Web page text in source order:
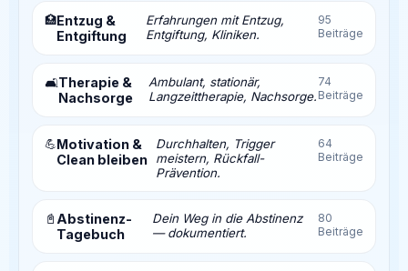
🏥Entzug &
Entgiftung
Erfahrungen mit Entzug,
Entgiftung, Kliniken.
95
Beiträge
🛋️Therapie &
Nachsorge
Ambulant, stationär,
Langzeittherapie, Nachsorge.
74
Beiträge
💪Motivation &
Clean bleiben
Durchhalten, Trigger
meistern, Rückfall-
Prävention.
64
Beiträge
📓 Abstinenz-
Tagebuch
Dein Weg in die Abstinenz
— dokumentiert.
80
Beiträge